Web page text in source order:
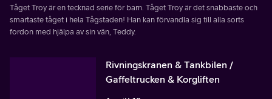
Tåget Troy är en tecknad serie för barn. Tåget Troy är det snabbaste och
smartaste tåget i hela Tågstaden! Han kan förvandla sig till alla sorts
fordon med hjälpa av sin vän, Teddy.
Rivningskranen & Tankbilen /
Gaffeltrucken & Korgliften